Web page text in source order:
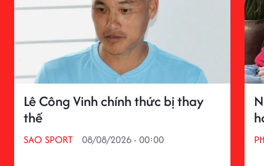
Lê Công Vinh chính thức bị thay
thế
SAO SPORT 08/08/2026 - 00:00